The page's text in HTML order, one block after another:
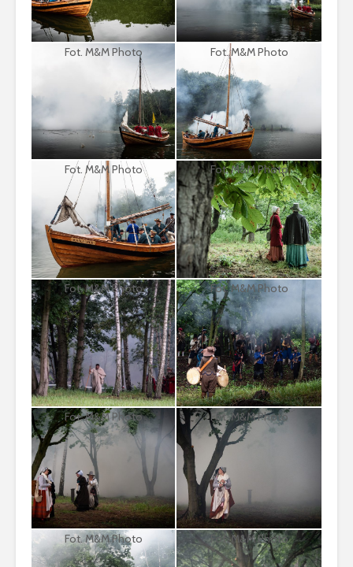
Fot. M&M Photo Fot. M&M Photo
Fot. M&M Photo Fot. M&M Photo
Fot. M&M Photo Fot. M&M Photo
Fot. M&M Photo Fot. M&M Photo
Fot. M&M Photo Fot. M&M Photo
„W braterstwie,
odwadze,
zwycięstwo
osiągniemy” –
rozkazy dla floty
bitwy oliwskiej 1627
r.